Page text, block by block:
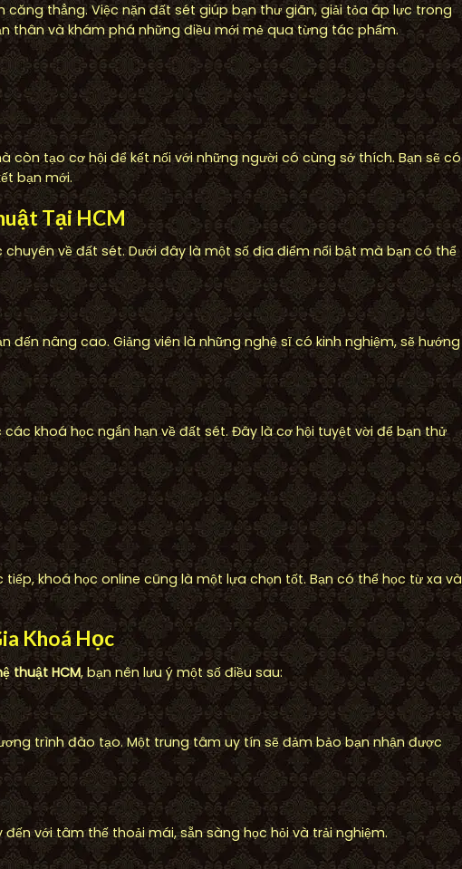
thẳng. Việc nặn đất sét giúp bạn thư giãn, giải tỏa áp lực trong
thân và khám phá những điều mới mẻ qua từng tác phẩm.
còn tạo cơ hội để kết nối với những người có cùng sở thích. Bạn sẽ có
bạn mới.
Tại HCM
về đất sét. Dưới đây là một số địa điểm nổi bật mà bạn có thể
đến nâng cao. Giảng viên là những nghệ sĩ có kinh nghiệm, sẽ hướng
khoá học ngắn hạn về đất sét. Đây là cơ hội tuyệt vời để bạn thử
khoá học online cũng là một lựa chọn tốt. Bạn có thể học từ xa và
Khoá Học
thuật HCM, bạn nên lưu ý một số điều sau:
trình đào tạo. Một trung tâm uy tín sẽ đảm bảo bạn nhận được
với tâm thế thoải mái, sẵn sàng học hỏi và trải nghiệm.